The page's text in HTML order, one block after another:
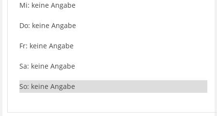
Mi: keine Angabe
Do: keine Angabe
Fr: keine Angabe
Sa: keine Angabe
So: keine Angabe